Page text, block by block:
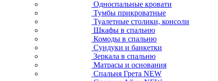
Односпальные кровати
Тумбы прикроватные
Туалетные столики, консоли
Шкафы в спальню
Комоды в спальню
Сундуки и банкетки
Зеркала в спальню
Матрасы и основания
Спальня Грета NEW